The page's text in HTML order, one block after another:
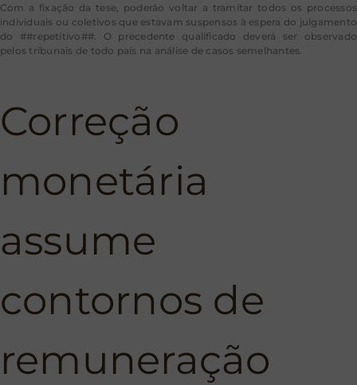
Com a fixação da tese, poderão voltar a tramitar todos os processos
individuais ou coletivos que estavam suspensos à espera do julgamento
do ##repetitivo##. O precedente qualificado deverá ser observado
pelos tribunais de todo país na análise de casos semelhantes.
Correção
monetária
assume
contornos de
remuneração